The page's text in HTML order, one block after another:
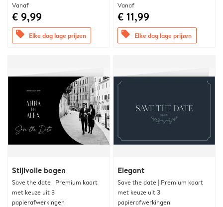
Vanaf
€ 9,99
offers Elke dag lage prijzen
Vanaf
€ 11,99
offers Elke dag lage prijzen
Stijlvolle bogen
Save the date | Premium kaart
met keuze uit 3
papierafwerkingen
Elegant
Save the date | Premium kaart
met keuze uit 3
papierafwerkingen